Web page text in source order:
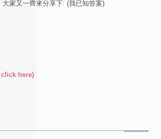
家又一齊來分享下: (我已知答案)
here)